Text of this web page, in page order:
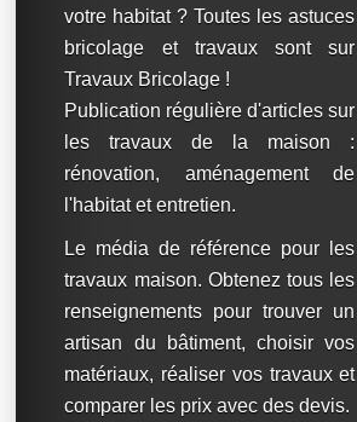
votre habitat ? Toutes les astuces
bricolage et travaux sont sur
Travaux Bricolage !
Publication régulière d'articles sur
les travaux de la maison :
rénovation, aménagement de
l'habitat et entretien.
Le média de référence pour les
travaux maison. Obtenez tous les
renseignements pour trouver un
artisan du bâtiment, choisir vos
matériaux, réaliser vos travaux et
comparer les prix avec des devis.